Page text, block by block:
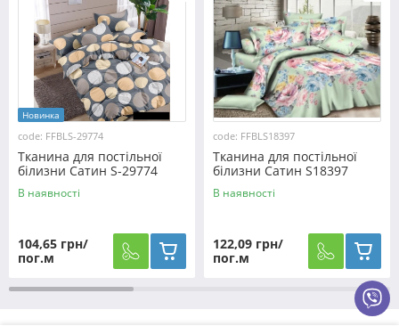
Новинка
code: FFBLS-29774
Тканина для постільної
білизни Сатин S-29774
(60м)
В наявності
104,65 грн/
пог.м
code: FFBLS18397
Тканина для постільної
білизни Сатин S18397
(50м)
В наявності
122,09 грн/
пог.м